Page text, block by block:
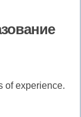
of experience.